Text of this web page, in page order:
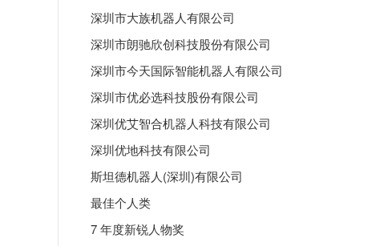
深圳市大族机器人有限公司
深圳市朗驰欣创科技股份有限公司
深圳市今天国际智能机器人有限公司
深圳市优必选科技股份有限公司
深圳优艾智合机器人科技有限公司
深圳优地科技有限公司
斯坦德机器人(深圳)有限公司
最佳个人类
7 年度新锐人物奖